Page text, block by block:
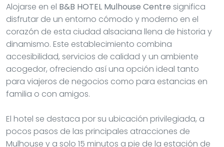
Alojarse en el B&B HOTEL Mulhouse Centre significa
disfrutar de un entorno cómodo y moderno en el
corazón de esta ciudad alsaciana llena de historia y
dinamismo. Este establecimiento combina
accesibilidad, servicios de calidad y un ambiente
acogedor, ofreciendo así una opción ideal tanto
para viajeros de negocios como para estancias en
familia o con amigos.
El hotel se destaca por su ubicación privilegiada, a
pocos pasos de las principales atracciones de
Mulhouse y a solo 15 minutos a pie de la estación de